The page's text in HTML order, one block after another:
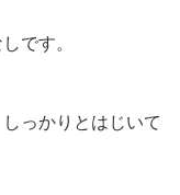
です。
っかりとはじいて